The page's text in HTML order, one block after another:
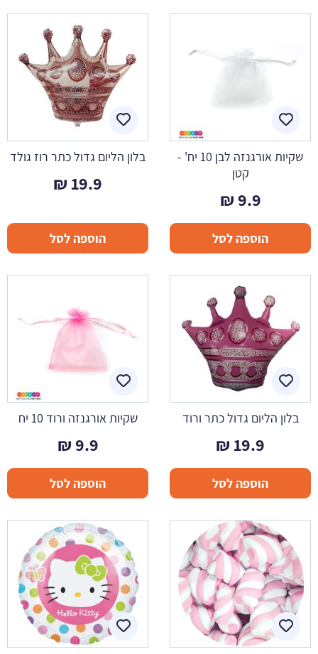
שקיות אורגנזה לבן 10 יח' -
קטן
9.9
₪
הוספה לסל
בלון הליום גדול כתר רוז גולד
19.9
₪
הוספה לסל
בלון הליום גדול כתר ורוד
19.9
₪
הוספה לסל
שקיות אורגנזה ורוד 10 יח
9.9
₪
הוספה לסל